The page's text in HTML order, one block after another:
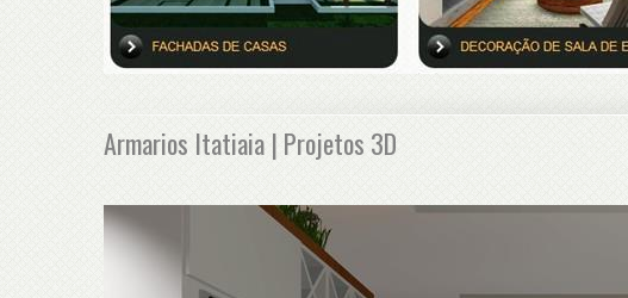
Armarios Itatiaia | Projetos 3D